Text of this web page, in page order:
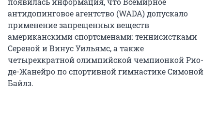
антидопинговое агентство (WADA) допускало
применение запрещенных веществ
американскими спортсменами: теннисистками
Сереной и Винус Уильямс, а также
четырехкратной олимпийской чемпионкой Рио-
де-Жанейро по спортивной гимнастике Симоной
Байлз.